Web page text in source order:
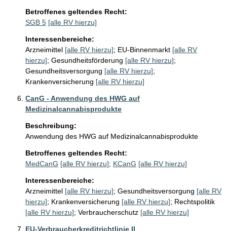
Betroffenes geltendes Recht:
SGB 5 [alle RV hierzu]
Interessenbereiche:
Arzneimittel [alle RV hierzu]; EU-Binnenmarkt [alle RV
hierzu]; Gesundheitsförderung [alle RV hierzu];
Gesundheitsversorgung [alle RV hierzu];
Krankenversicherung [alle RV hierzu]
CanG - Anwendung des HWG auf
Medizinalcannabisprodukte
Beschreibung:
Anwendung des HWG auf Medizinalcannabisprodukte
Betroffenes geltendes Recht:
MedCanG [alle RV hierzu]; KCanG [alle RV hierzu]
Interessenbereiche:
Arzneimittel [alle RV hierzu]; Gesundheitsversorgung [alle RV
hierzu]; Krankenversicherung [alle RV hierzu]; Rechtspolitik
[alle RV hierzu]; Verbraucherschutz [alle RV hierzu]
EU-Verbraucherkreditrichtlinie II